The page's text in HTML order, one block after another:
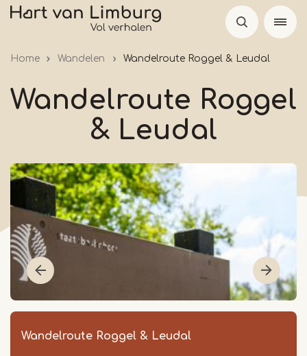
Overslaan
inhoud
gaan
Home Wandelen Wandelroute Roggel & Leudal
Wandelroute Roggel
& Leudal
Wandelroute Roggel & Leudal